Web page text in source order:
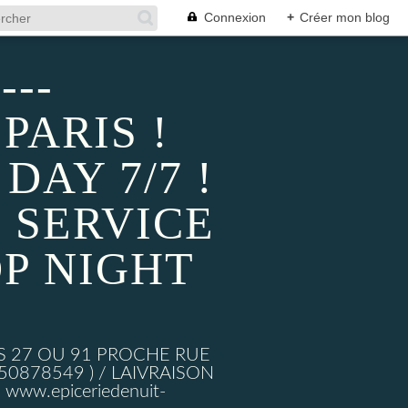
Connexion + Créer mon blog
!
7/7 !
NIGHT
27 OU 91 PROCHE RUE
) / LAIVRAISON